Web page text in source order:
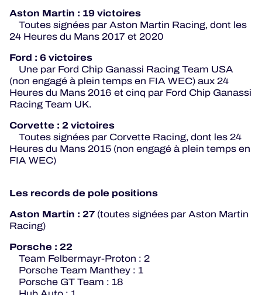
Aston Martin : 19 victoires
Toutes signées par Aston Martin Racing, dont les
24 Heures du Mans 2017 et 2020
Ford : 6 victoires
Une par Ford Chip Ganassi Racing Team USA
(non engagé à plein temps en FIA WEC) aux 24
Heures du Mans 2016 et cinq par Ford Chip Ganassi
Racing Team UK.
Corvette : 2 victoires
Toutes signées par Corvette Racing, dont les 24
Heures du Mans 2015 (non engagé à plein temps en
FIA WEC)
Les records de pole positions
Aston Martin : 27 (toutes signées par Aston Martin
Racing)
Porsche : 22
Team Felbermayr-Proton : 2
Porsche Team Manthey : 1
Porsche GT Team : 18